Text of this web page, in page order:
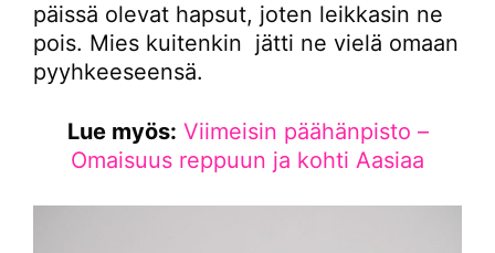
päissä olevat hapsut, joten leikkasin ne
pois. Mies kuitenkin jätti ne vielä omaan
pyyhkeeseensä.
Lue myös: Viimeisin päähänpisto –
Omaisuus reppuun ja kohti Aasiaa